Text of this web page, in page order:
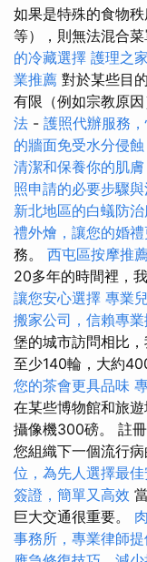
如果是特殊的食物
等），則無法混合菜
的冷藏選擇 護理之
業推薦 對於某些目
有限（例如宗教原因
法 - 護照代辦服務
的牆面免受水分侵蝕
清潔和保養你的肌膚
照申請的必要步驟
新北地區的白蟻防
禮外燴，讓您的婚
務。 西屯區按摩推
20多年的時間裡，
讓您安心選擇 專業
搬家公司，信賴專
堡的城市訪問相比
至少140輪，大約
您的茶會更具品味
在某些博物館和旅
攝像機300磅。 註
您組織下一個流行病
位，為先人選擇最
簽證，簡單又高效
巨大交通很重要。
事務所，專業律師